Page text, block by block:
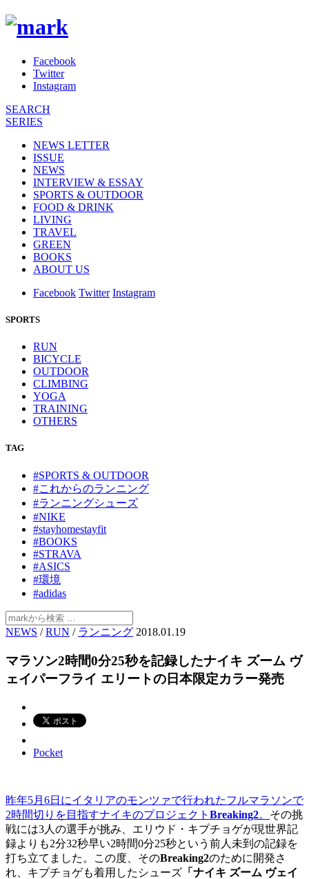
Facebook
Twitter
Instagram
SEARCH
SERIES
NEWS LETTER
ISSUE
NEWS
INTERVIEW & ESSAY
SPORTS & OUTDOOR
FOOD & DRINK
LIVING
TRAVEL
GREEN
BOOKS
ABOUT US
Facebook Twitter Instagram
SPORTS
RUN
BICYCLE
OUTDOOR
CLIMBING
YOGA
TRAINING
OTHERS
TAG
#SPORTS & OUTDOOR
#これからのランニング
#ランニングシューズ
#NIKE
#stayhomestayfit
#BOOKS
#STRAVA
#ASICS
#環境
#adidas
NEWS /RUN / ランニング 2018.01.19
マラソン2時間0分25秒を記録したナイキ ズーム ヴ
ェイパーフライ エリートの日本限定カラー発売
Pocket
昨年5月6日にイタリアのモンツァで行われたフルマラソンで
2時間切りを目指すナイキのプロジェクト Breaking2。 その挑
戦には3人の選手が挑み、エリウド・キプチョゲが現世界記
録よりも2分32秒早い2時間0分25秒という前人未到の記録を
打ち立てました。この度、そのBreaking2のために開発さ
れ、キプチョゲも着用したシューズ 「ナイキ ズーム ヴェイ